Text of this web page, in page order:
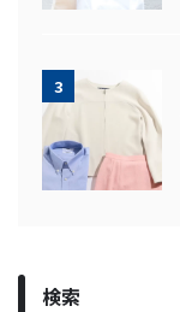
3
検索